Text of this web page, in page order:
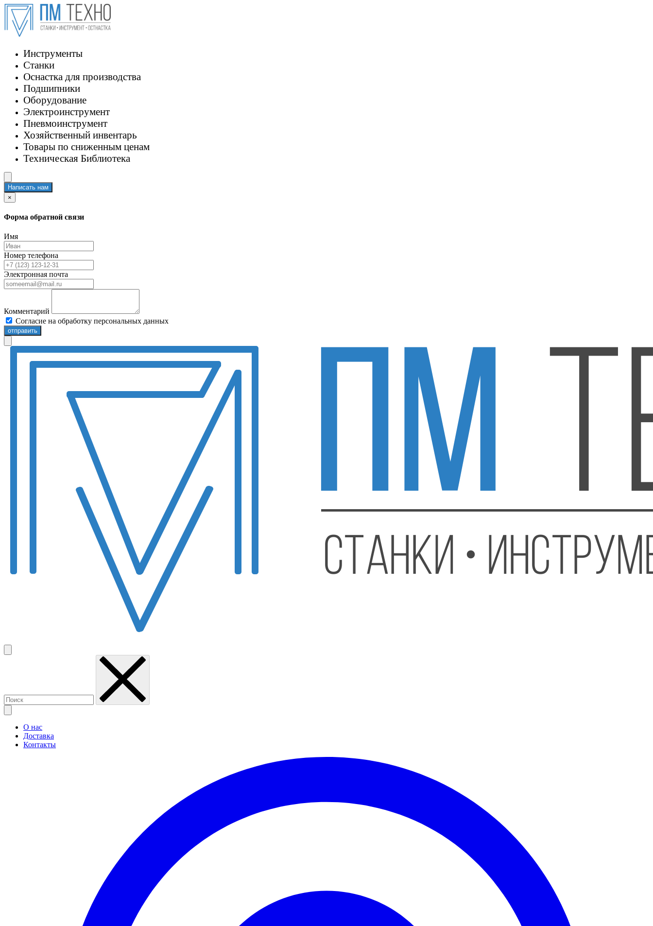
Инструменты
Станки
Оснастка для производства
Подшипники
Оборудование
Электроинструмент
Пневмоинструмент
Хозяйственный инвентарь
Товары по сниженным ценам
Техническая Библиотека
Написать нам
×
Форма обратной связи
Имя
Номер телефона
Электронная почта
Комментарий
Согласие на обработку персональных данных
отправить
О нас
Доставка
Контакты